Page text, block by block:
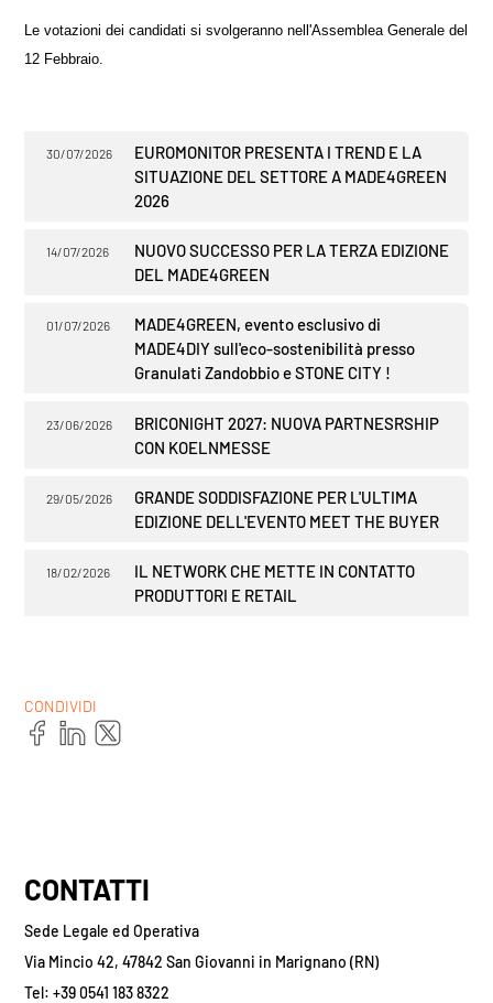
Le votazioni dei candidati si svolgeranno nell'Assemblea Generale del
12 Febbraio.
30/07/2026
EUROMONITOR PRESENTA I TREND E LA
SITUAZIONE DEL SETTORE A MADE4GREEN
2026
14/07/2026
NUOVO SUCCESSO PER LA TERZA EDIZIONE
DEL MADE4GREEN
01/07/2026
MADE4GREEN, evento esclusivo di
MADE4DIY sull'eco-sostenibilità presso
Granulati Zandobbio e STONE CITY !
23/06/2026
BRICONIGHT 2027: NUOVA PARTNESRSHIP
CON KOELNMESSE
29/05/2026
GRANDE SODDISFAZIONE PER L'ULTIMA
EDIZIONE DELL'EVENTO MEET THE BUYER
18/02/2026
IL NETWORK CHE METTE IN CONTATTO
PRODUTTORI E RETAIL
CONDIVIDI
CONTATTI
Sede Legale ed Operativa
Via Mincio 42, 47842 San Giovanni in Marignano (RN)
Tel: +39 0541 183 8322